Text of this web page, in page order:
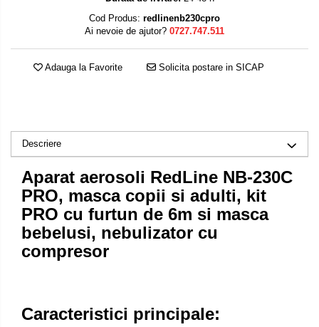
Cod Produs: redlinenb230cpro
Ai nevoie de ajutor? 0727.747.511
Adauga la Favorite Solicita postare in SICAP
Descriere
Aparat aerosoli RedLine NB-230C
PRO, masca copii si adulti, kit
PRO cu furtun de 6m si masca
bebelusi, nebulizator cu
compresor
Caracteristici principale: